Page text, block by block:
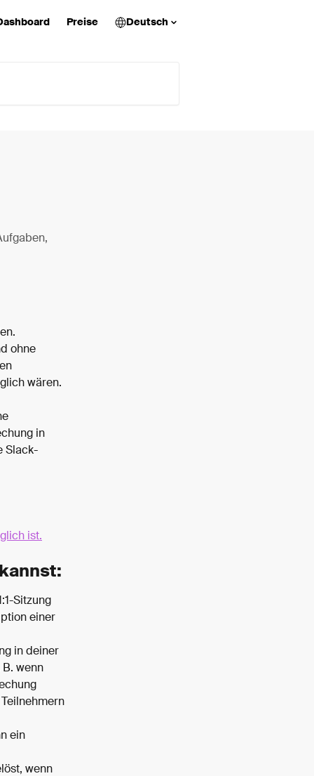
Preise Deutsch
ohne
wären.
in
Slack-
ist.
Sitzung
einer
in deiner
wenn
ein
wenn